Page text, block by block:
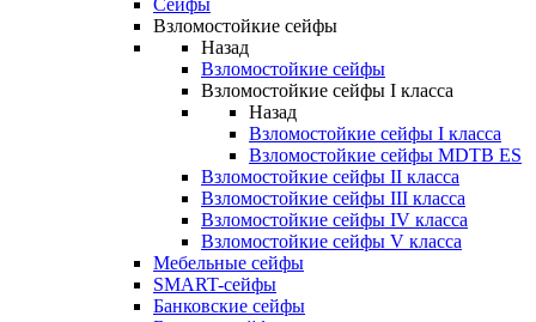
Сейфы
Взломостойкие сейфы
Назад
Взломостойкие сейфы
Взломостойкие сейфы I класса
Назад
Взломостойкие сейфы I класса
Взломостойкие сейфы MDTB ES
Взломостойкие сейфы II класса
Взломостойкие сейфы III класса
Взломостойкие сейфы IV класса
Взломостойкие сейфы V класса
Мебельные сейфы
SMART-сейфы
Банковские сейфы